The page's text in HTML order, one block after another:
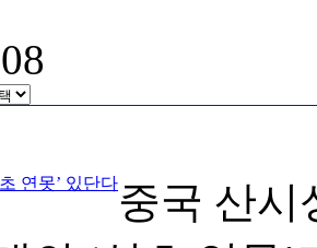
연못’ 있단다중국 산시